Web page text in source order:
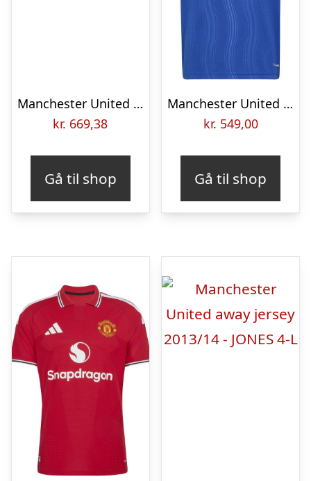
Manchester United home jersey 2022/23 – by Adidas-3XL
kr. 669,38
Gå til shop
Manchester United Udebanetrøje 2026/27 Champions League Børn – adidas, størrelse 140 cm
kr. 549,00
Gå til shop